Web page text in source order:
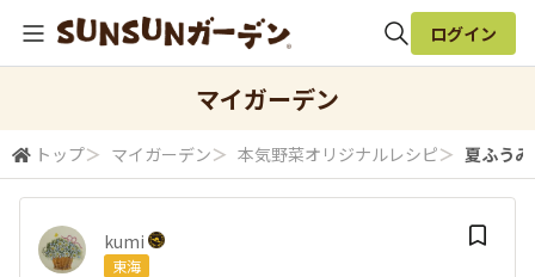
検索
ログイン
マイガーデン
トップ＞ マイガーデン＞ 本気野菜オリジナルレシピ＞ 夏ふう
kumi
東海